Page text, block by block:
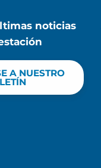
noticias
A NUESTRO